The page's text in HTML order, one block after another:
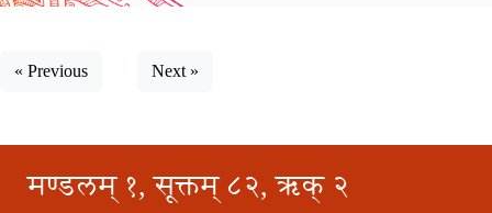
« Previous Next »
मण्डलम् १, सूक्तम् ८२, ऋक् २